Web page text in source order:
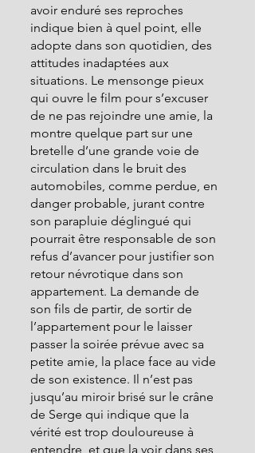
avoir enduré ses reproches
indique bien à quel point, elle
adopte dans son quotidien, des
attitudes inadaptées aux
situations. Le mensonge pieux
qui ouvre le film pour s’excuser
de ne pas rejoindre une amie, la
montre quelque part sur une
bretelle d’une grande voie de
circulation dans le bruit des
automobiles, comme perdue, en
danger probable, jurant contre
son parapluie déglingué qui
pourrait être responsable de son
refus d’avancer pour justifier son
retour névrotique dans son
appartement. La demande de
son fils de partir, de sortir de
l’appartement pour le laisser
passer la soirée prévue avec sa
petite amie, la place face au vide
de son existence. Il n’est pas
jusqu’au miroir brisé sur le crâne
de Serge qui indique que la
vérité est trop douloureuse à
entendre, et que la voir dans ses